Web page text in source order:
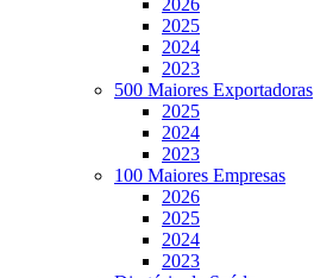
2025
2024
2023
500 Maiores Exportadoras
2025
2024
2023
100 Maiores Empresas
2026
2025
2024
2023